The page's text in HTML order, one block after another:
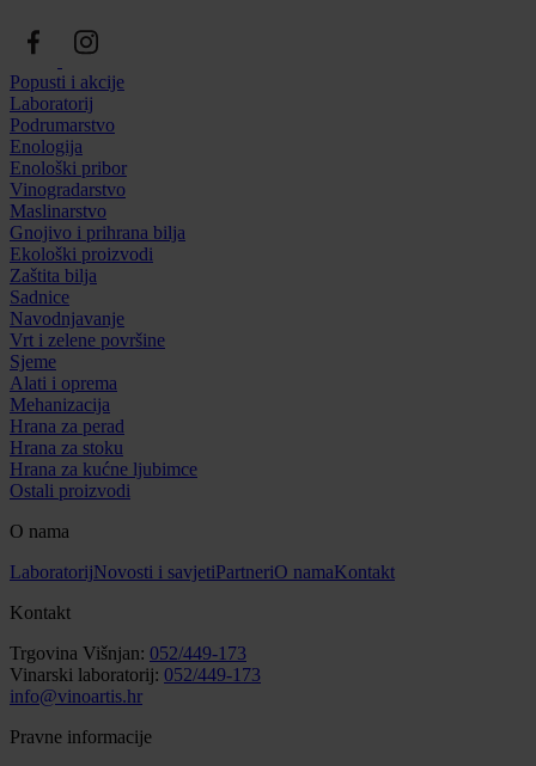
Popusti i akcije
Laboratorij
Podrumarstvo
Enologija
Enološki pribor
Vinogradarstvo
Maslinarstvo
Gnojivo i prihrana bilja
Ekološki proizvodi
Zaštita bilja
Sadnice
Navodnjavanje
Vrt i zelene površine
Sjeme
Alati i oprema
Mehanizacija
Hrana za perad
Hrana za stoku
Hrana za kućne ljubimce
Ostali proizvodi
O nama
LaboratorijNovosti i savjetiPartneriO namaKontakt
Kontakt
Trgovina Višnjan: 052/449-173
Vinarski laboratorij: 052/449-173
info@vinoartis.hr
Pravne informacije